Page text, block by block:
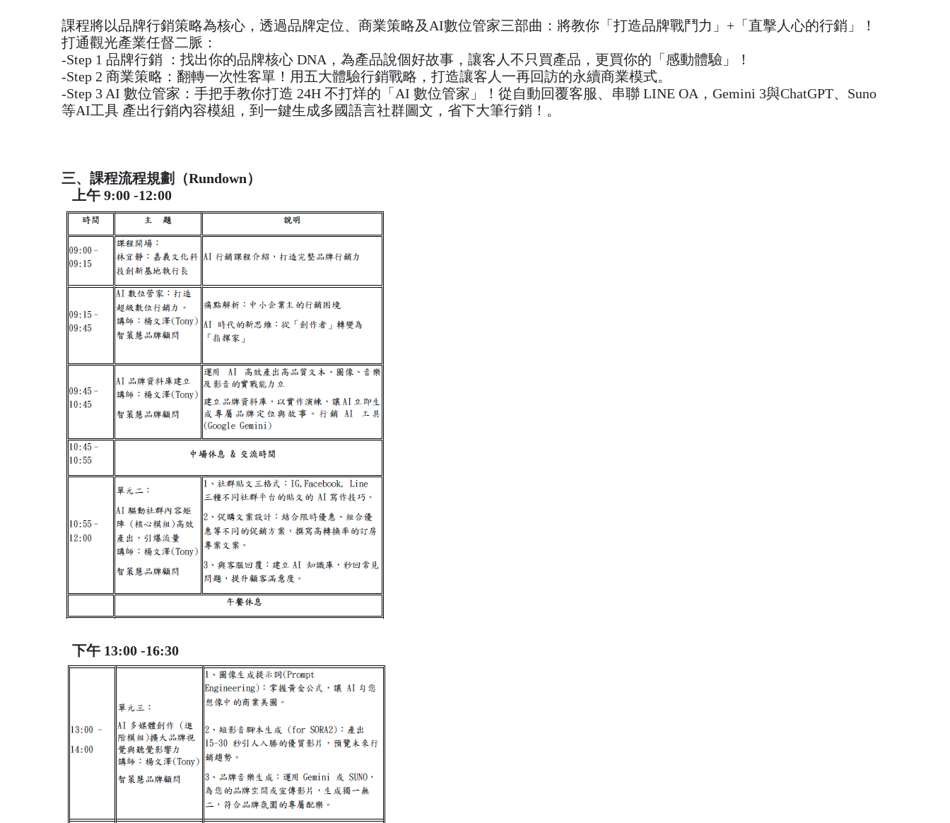
課程將以品牌行銷策略為核心，透過品牌定位、商業策略及AI數位管家三部曲：將教你「打造品牌戰鬥力」+「直擊人心的行銷」！
打通觀光產業任督二脈：
-Step 1 品牌行銷 ：找出你的品牌核心 DNA，為產品說個好故事，讓客人不只買產品，更買你的「感動體驗」！
-Step 2 商業策略：翻轉一次性客單！用五大體驗行銷戰略，打造讓客人一再回訪的永續商業模式。
-Step 3 AI 數位管家：手把手教你打造 24H 不打烊的「AI 數位管家」！從自動回覆客服、串聯 LINE OA，Gemini 3與ChatGPT、Suno
等AI工具 產出行銷內容模組，到一鍵生成多國語言社群圖文，省下大筆行銷！。
三、課程流程規劃（Rundown）
上午 9:00 -12:00
下午 13:00 -16:30